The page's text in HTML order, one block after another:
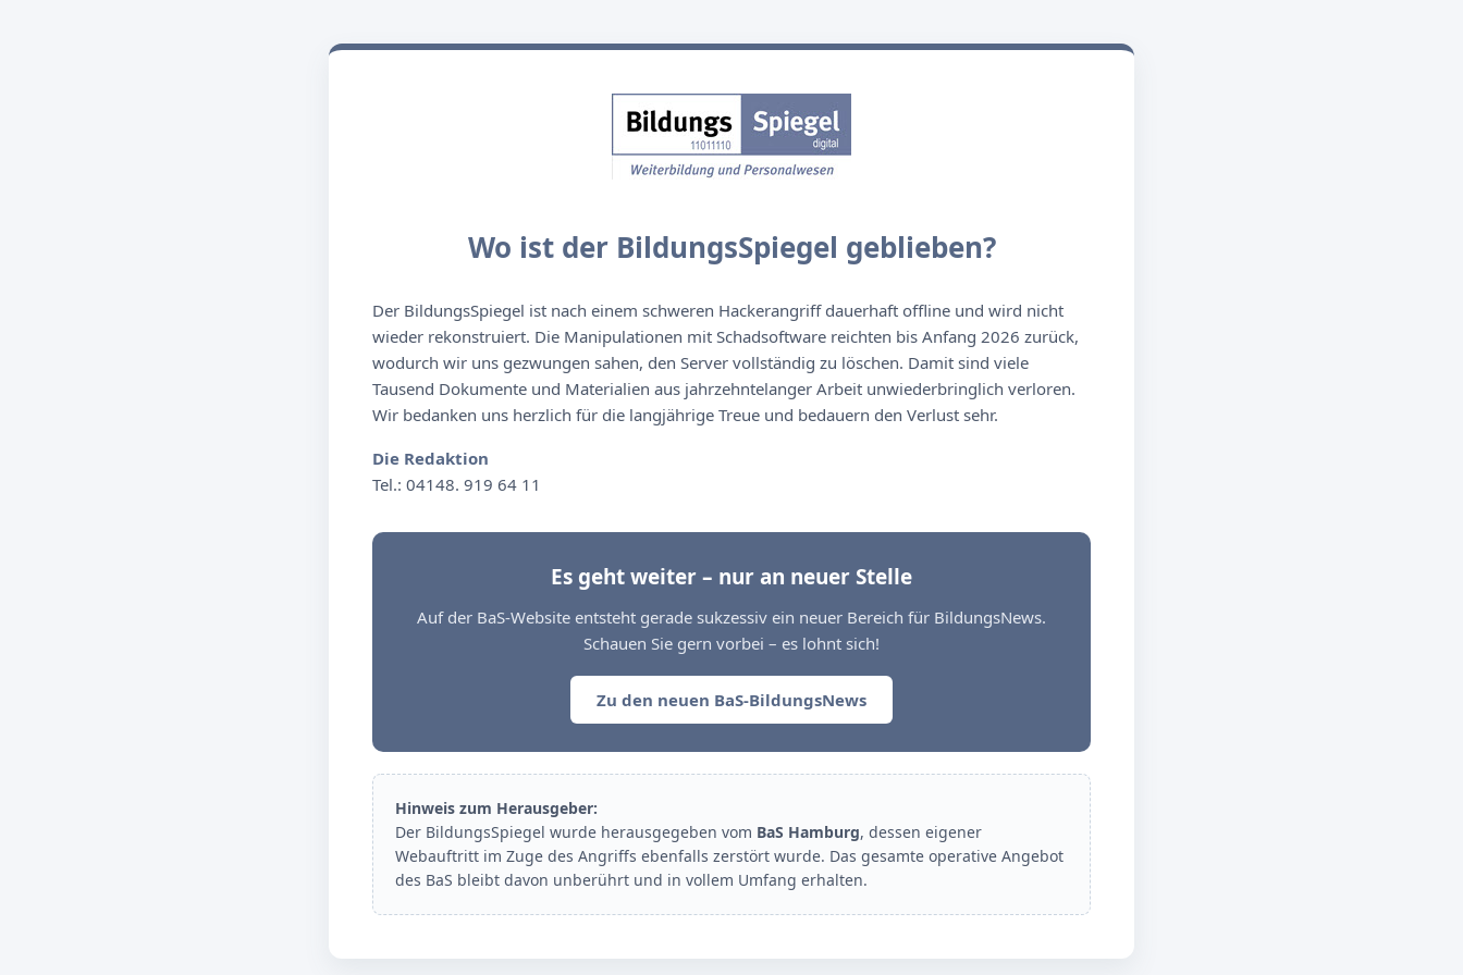
Wo ist der BildungsSpiegel geblieben?
Der BildungsSpiegel ist nach einem schweren Hackerangriff dauerhaft offline und wird nicht
wieder rekonstruiert. Die Manipulationen mit Schadsoftware reichten bis Anfang 2026 zurück,
wodurch wir uns gezwungen sahen, den Server vollständig zu löschen. Damit sind viele
Tausend Dokumente und Materialien aus jahrzehntelanger Arbeit unwiederbringlich verloren.
Wir bedanken uns herzlich für die langjährige Treue und bedauern den Verlust sehr.
Die Redaktion
Tel.: 04148. 919 64 11
Es geht weiter – nur an neuer Stelle
Auf der BaS-Website entsteht gerade sukzessiv ein neuer Bereich für BildungsNews.
Schauen Sie gern vorbei – es lohnt sich!
Zu den neuen BaS-BildungsNews
Hinweis zum Herausgeber:
Der BildungsSpiegel wurde herausgegeben vom BaS Hamburg, dessen eigener
Webauftritt im Zuge des Angriffs ebenfalls zerstört wurde. Das gesamte operative Angebot
des BaS bleibt davon unberührt und in vollem Umfang erhalten.